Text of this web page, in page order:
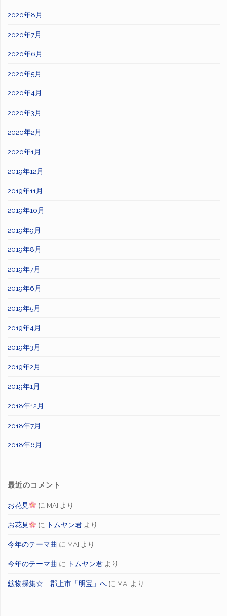
2020年8月
2020年7月
2020年6月
2020年5月
2020年4月
2020年3月
2020年2月
2020年1月
2019年12月
2019年11月
2019年10月
2019年9月
2019年8月
2019年7月
2019年6月
2019年5月
2019年4月
2019年3月
2019年2月
2019年1月
2018年12月
2018年7月
2018年6月
最近のコメント
お花見 に MAI より
お花見 に トムヤン君より
今年のテーマ曲 に MAI より
今年のテーマ曲 に トムヤン君より
鉱物採集☆ 郡上市「明宝」へに MAI より